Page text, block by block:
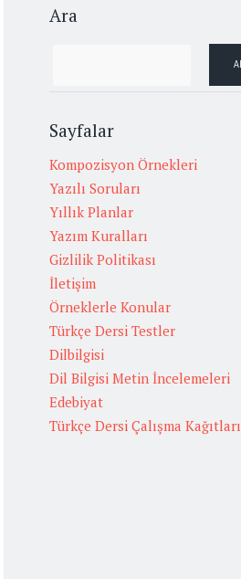
Ara
Sayfalar
Kompozisyon Örnekleri
Yazılı Soruları
Yıllık Planlar
Yazım Kuralları
Gizlilik Politikası
İletişim
Örneklerle Konular
Türkçe Dersi Testler
Dilbilgisi
Dil Bilgisi Metin İncelemeleri
Edebiyat
Türkçe Dersi Çalışma Kağıtları